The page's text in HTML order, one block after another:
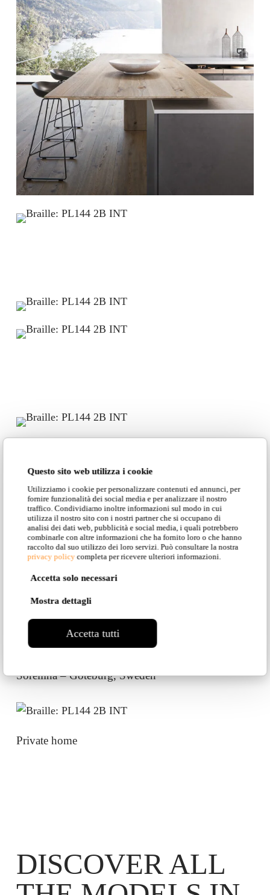
Questo sito web utilizza i cookie
Utilizziamo i cookie per personalizzare contenuti ed annunci, per
fornire funzionalità dei social media e per analizzare il nostro
traffico. Condividiamo inoltre informazioni sul modo in cui
utilizza il nostro sito con i nostri partner che si occupano di
analisi dei dati web, pubblicità e social media, i quali potrebbero
combinarle con altre informazioni che ha fornito loro o che hanno
raccolto dal suo utilizzo dei loro servizi. Può consultare la nostra
privacy policy completa per ricevere ulteriori informazioni.
Accetta solo necessari
Mostra dettagli
Accetta tutti
Projects
Sorellina – Goteburg, Sweden
Private home
DISCOVER ALL